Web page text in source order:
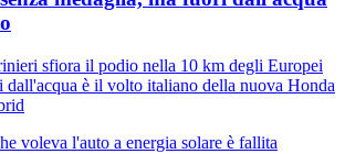
sfiora il podio nella 10 km degli Europei
dall'acqua è il volto italiano della nuova Honda